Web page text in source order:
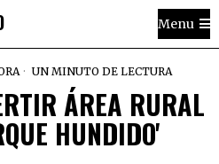
Menu
UN MINUTO DE LECTURA
ÁREA RURAL
HUNDIDO'